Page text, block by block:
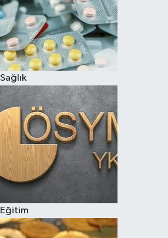
Sağlık
Eğitim